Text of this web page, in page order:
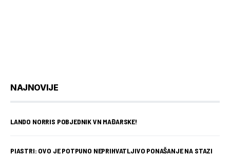
NAJNOVIJE
LANDO NORRIS POBJEDNIK VN MAĐARSKE!
PIASTRI: OVO JE POTPUNO NEPRIHVATLJIVO PONAŠANJE NA STAZI